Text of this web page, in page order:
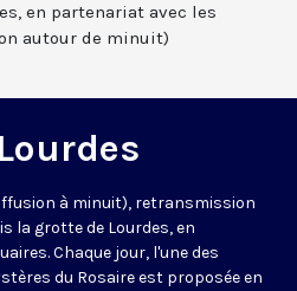
en partenariat avec les
autour de minuit)
à minuit), retransmission
la grotte de Lourdes, en
Chaque jour, l'une des
du Rosaire est proposée en